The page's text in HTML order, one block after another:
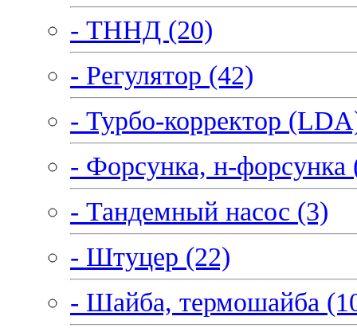
- ТННД (20)
- Регулятор (42)
- Турбо-корректор
- Форсунка, н-форсунка
- Тандемный насос (3)
- Штуцер (22)
- Шайба, термошайба